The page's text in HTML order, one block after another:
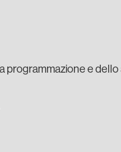
programmazione e